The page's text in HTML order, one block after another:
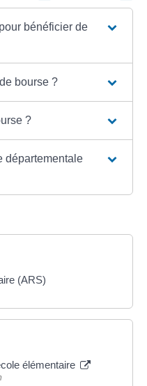
bénéficier de
bourse ?
?
départementale
(ARS)
élémentaire